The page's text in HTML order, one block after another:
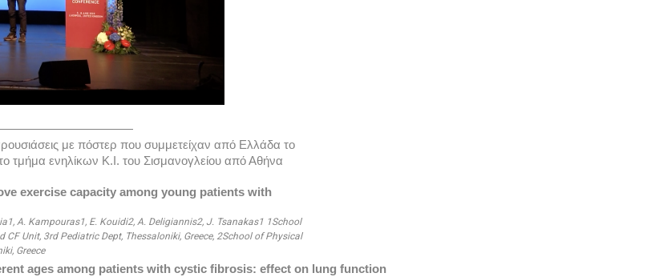
με πόστερ που συμμετείχαν από Ελλάδα το
τμήμα ενηλίκων Κ.Ι. του Σισμανογλείου από Αθήνα
exercise capacity among young patients with
A. Kampouras1, E. Kouidi2, A. Deligiannis2, J. Tsanakas1 1School
Unit, 3rd Pediatric Dept, Thessaloniki, Greece, 2School of Physical
Greece
ages among patients with cystic fibrosis: effect on lung function